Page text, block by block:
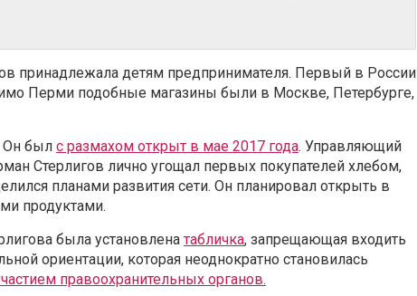
принадлежала детям предпринимателя. Первый в России
Перми подобные магазины были в Москве, Петербурге,
Он был с размахом открыт в мае 2017 года. Управляющий
Стерлигов лично угощал первых покупателей хлебом,
планами развития сети. Он планировал открыть в
продуктами.
была установлена табличка, запрещающая входить
ориентации, которая неоднократно становилась
правоохранительных органов.